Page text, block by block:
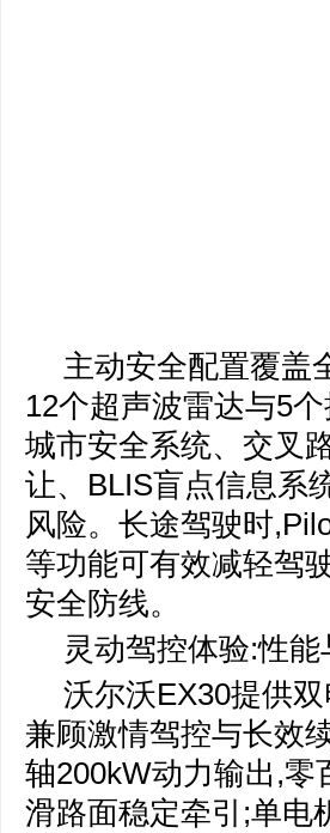
主动安全配置覆盖
12个超声波雷达与5
城市安全系统、交叉
让、BLIS盲点信息系
风险。长途驾驶时
等功能可有效减轻驾
安全防线。
灵动驾控体验:性
沃尔沃EX30提供
兼顾激情驾控与长效
轴200kW动力输出,零
滑路面稳定牵引;单电